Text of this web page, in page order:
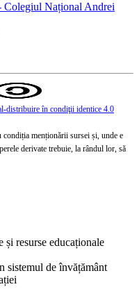
Colegiul Național Andrei
distribuire în condiţii identice 4.0
menționării sursei și, unde e
derivate trebuie, la rândul lor, să
resurse educaționale
sistemul de învățământ